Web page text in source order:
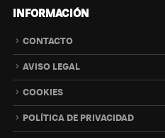
INFORMACIÓN
CONTACTO
AVISO LEGAL
COOKIES
POLÍTICA DE PRIVACIDAD